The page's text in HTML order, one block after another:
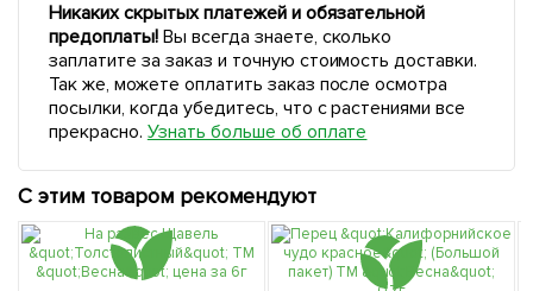
Никаких скрытых платежей и обязательной
предоплаты!Вы всегда знаете, сколько
заплатите за заказ и точную стоимость доставки.
Так же, можете оплатить заказ после осмотра
посылки, когда убедитесь, что с растениями все
прекрасно. Узнать больше об оплате
С этим товаром рекомендуют